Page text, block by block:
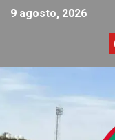
9 agosto, 2026